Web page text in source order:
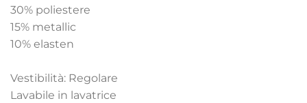
30% poliestere
15% metallic
10% elasten
Vestibilità: Regolare
Lavabile in lavatrice